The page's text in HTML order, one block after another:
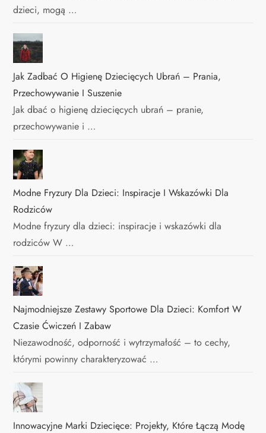
dzieci, mogą …
Jak Zadbać O Higienę Dziecięcych Ubrań – Prania,
Przechowywanie I Suszenie
Jak dbać o higienę dziecięcych ubrań – pranie,
przechowywanie i …
Modne Fryzury Dla Dzieci: Inspiracje I Wskazówki Dla
Rodziców
Modne fryzury dla dzieci: inspiracje i wskazówki dla
rodziców W …
Najmodniejsze Zestawy Sportowe Dla Dzieci: Komfort W
Czasie Ćwiczeń I Zabaw
Niezawodność, odporność i wytrzymałość – to cechy,
którymi powinny charakteryzować …
Innowacyjne Marki Dziecięce: Projekty, Które Łączą Modę